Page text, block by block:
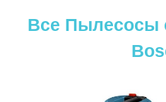
Все Пылесосы